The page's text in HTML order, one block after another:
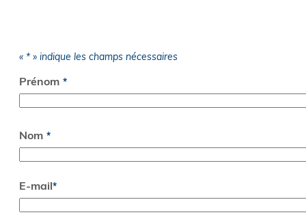
« *» indique les champs nécessaires
NOM*
Prénom
Nom
E-mail *